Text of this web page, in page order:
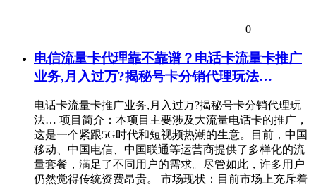
0
电信流量卡代理靠不靠谱？电话卡流量卡推广
业务,月入过万?揭秘号卡分销代理玩法…
电话卡流量卡推广业务,月入过万?揭秘号卡分销代理玩
法… 项目简介：本项目主要涉及大流量电话卡的推广，
这是一个紧跟5G时代和短视频热潮的生意。目前，中国
移动、中国电信、中国联通等运营商提供了多样化的流
量套餐，满足了不同用户的需求。尽管如此，许多用户
仍然觉得传统资费昂贵。 市场现状：目前市场上充斥着